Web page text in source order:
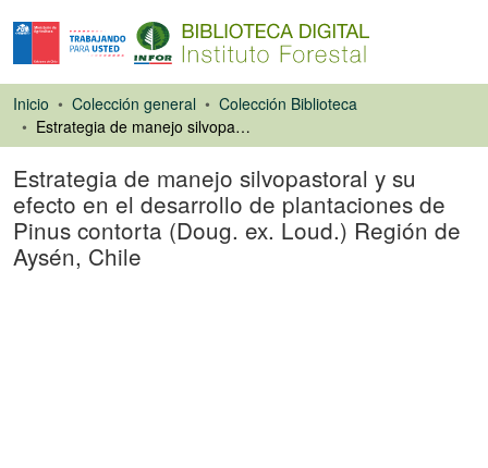
Inicio Colección general
Colección Biblioteca
Estrategia de manejo silvopastoral y su efecto en el desarrollo de plantaciones de Pinus contorta (Doug. ex. Loud.) Región de Aysén, Chile
Estrategia de manejo silvopastoral y su
efecto en el desarrollo de plantaciones de
Pinus contorta (Doug. ex. Loud.) Región de
Aysén, Chile